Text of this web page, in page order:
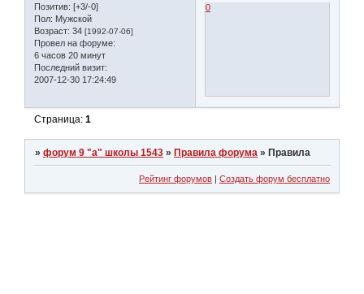
Позитив: [+3/-0]
Пол: Мужской
Возраст: 34 [1992-07-06]
Провел на форуме:
6 часов 20 минут
Последний визит:
2007-12-30 17:24:49
0
Страница:1
»форум 9 "а" школы 1543 » Правила форума » Правила
Рейтинг форумов | Создать форум бесплатно